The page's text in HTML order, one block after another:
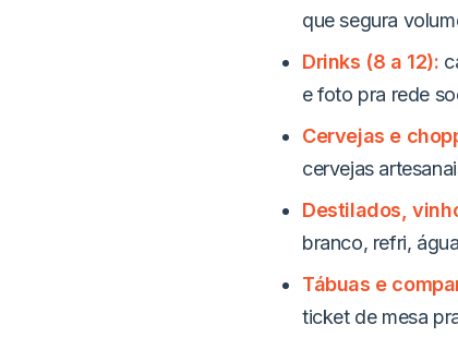
que segura
Drinks (8 a 12):
e foto pra rede
Cervejas e
cervejas
Destilados,
branco, refri,
Tábuas e
ticket de mesa